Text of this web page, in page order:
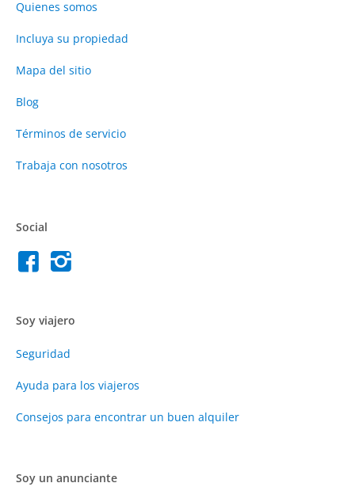
Quienes somos
Incluya su propiedad
Mapa del sitio
Blog
Términos de servicio
Trabaja con nosotros
Social
Soy viajero
Seguridad
Ayuda para los viajeros
Consejos para encontrar un buen alquiler
Soy un anunciante